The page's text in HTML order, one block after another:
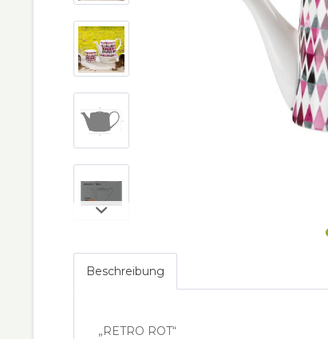
Beschreibung
„RETRO ROT“